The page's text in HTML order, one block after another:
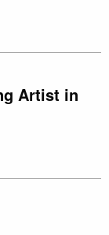
Artist in